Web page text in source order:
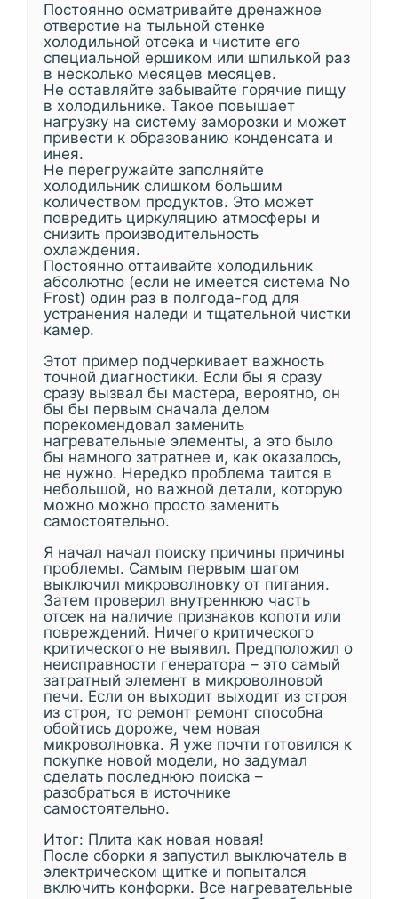
Постоянно осматривайте дренажное
отверстие на тыльной стенке
холодильной отсека и чистите его
специальной ершиком или шпилькой раз
в несколько месяцев месяцев.
Не оставляйте забывайте горячие пищу
в холодильнике. Такое повышает
нагрузку на систему заморозки и может
привести к образованию конденсата и
инея.
Не перегружайте заполняйте
холодильник слишком большим
количеством продуктов. Это может
повредить циркуляцию атмосферы и
снизить производительность
охлаждения.
Постоянно оттаивайте холодильник
абсолютно (если не имеется система No
Frost) один раз в полгода-год для
устранения наледи и тщательной чистки
камер.
Этот пример подчеркивает важность
точной диагностики. Если бы я сразу
сразу вызвал бы мастера, вероятно, он
бы бы первым сначала делом
порекомендовал заменить
нагревательные элементы, а это было
бы намного затратнее и, как оказалось,
не нужно. Нередко проблема таится в
небольшой, но важной детали, которую
можно можно просто заменить
самостоятельно.
Я начал начал поиску причины причины
проблемы. Самым первым шагом
выключил микроволновку от питания.
Затем проверил внутреннюю часть
отсек на наличие признаков копоти или
повреждений. Ничего критического
критического не выявил. Предположил о
неисправности генератора – это самый
затратный элемент в микроволновой
печи. Если он выходит выходит из строя
из строя, то ремонт ремонт способна
обойтись дороже, чем новая
микроволновка. Я уже почти готовился к
покупке новой модели, но задумал
сделать последнюю поиска –
разобраться в источнике
самостоятельно.
Итог: Плита как новая новая!
После сборки я запустил выключатель в
электрическом щитке и попытался
включить конфорки. Все нагревательные